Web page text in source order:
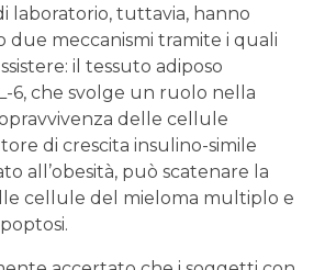
laboratorio, tuttavia, hanno
due meccanismi tramite i quali
il tessuto adiposo
6, che svolge un ruolo nella
delle cellule
di crescita insulino-simile
all’obesità, può scatenare la
cellule del mieloma multiplo e